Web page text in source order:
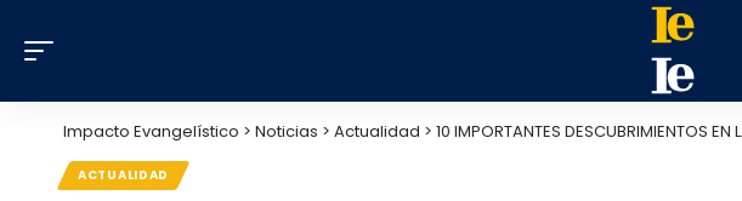
Impacto Evangelístico > Noticias > Actualidad > 10 IMPORTANTES DESCUBRIMIENTOS
ACTUALIDAD